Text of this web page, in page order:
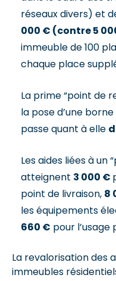
réseaux divers) et
000 € (contre 5
immeuble de 100
chaque place
La prime “point de
la pose d’une
passe quant à elle
Les aides liées à
atteignent 3 000 €
point de livraison, 8
les équipements
660 € pour l’usage
La revalorisation des
immeubles